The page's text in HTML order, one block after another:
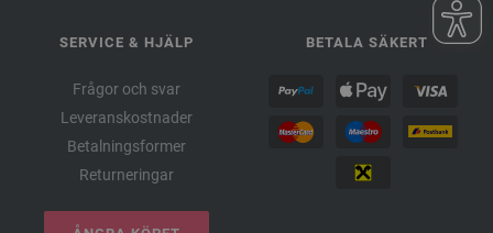
SERVICE & HJÄLP
Frågor och svar
Leveranskostnader
Betalningsformer
Returneringar
BETALA SÄKERT